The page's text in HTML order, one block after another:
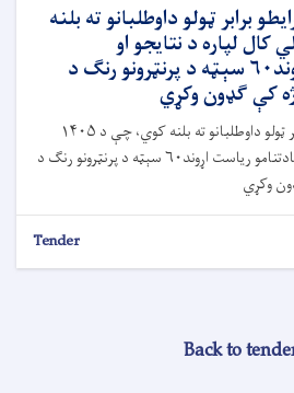
برابر ټولو داوطلبانو ته بلنه
چې د ۱۴۰۵ مالي کال لپاره د نتایجو او
شهادتنامو ریاست اړوند۶۰ سېټه د پرنټرونو رنګ د
کې ګډون وکړي
د پوهنې وزارت په شرایطو برابر ټولو داوطلبانو ته بلنه کوي، چې د ۱۴۰۵
مالي کال لپاره د نتایجو او شهادتنامو ریاست اړوند۶۰ سېټه د پرنټرونو رنګ د
وکړي
Tender
Back to